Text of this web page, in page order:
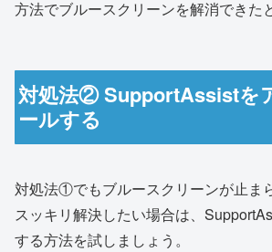
方法でブルースクリーンを解消できた
対処法② SupportAssistを
ールする
対処法①でもブルースクリーンが止ま
スッキリ解決したい場合は、
する方法を試しましょう。